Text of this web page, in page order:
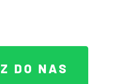
DO NAS